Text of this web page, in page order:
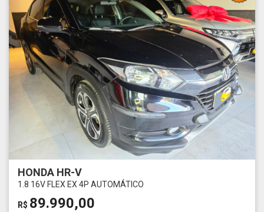
HONDA HR-V
1.8 16V FLEX EX 4P AUTOMÁTICO
R$ 89.990,00